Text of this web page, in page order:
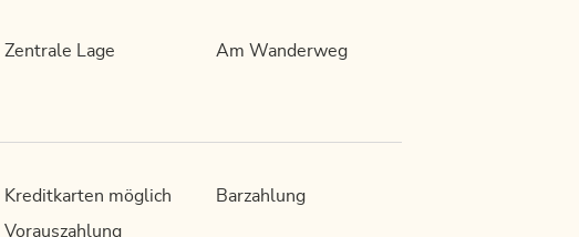
Zentrale Lage
Am Wanderweg
Kreditkarten möglich
Barzahlung
Vorauszahlung